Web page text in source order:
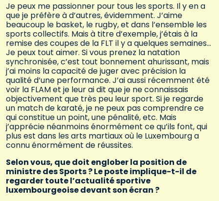
Je peux me passionner pour tous les sports. Il y en a
que je préfère à d’autres, évidemment. J’aime
beaucoup le basket, le rugby, et dans l’ensemble les
sports collectifs. Mais à titre d’exemple, j’étais à la
remise des coupes de la FLT il y a quelques semaines…
Je peux tout aimer. Si vous prenez la natation
synchronisée, c’est tout bonnement ahurissant, mais
j’ai moins la capacité de juger avec précision la
qualité d’une performance. J’ai aussi récemment été
voir la FLAM et je leur ai dit que je ne connaissais
objectivement que très peu leur sport. Si je regarde
un match de karaté, je ne peux pas comprendre ce
qui constitue un point, une pénalité, etc. Mais
j’apprécie néanmoins énormément ce qu’ils font, qui
plus est dans les arts martiaux où le Luxembourg a
connu énormément de réussites.
Selon vous, que doit englober la position de
ministre des Sports ? Le poste implique-t-il de
regarder toute l’actualité sportive
luxembourgeoise devant son écran ?